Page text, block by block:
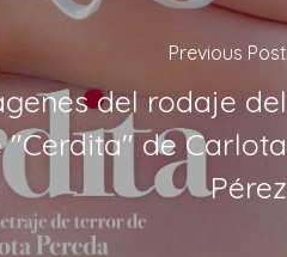
Previous Post
del rodaje del
de Carlota
Pérez